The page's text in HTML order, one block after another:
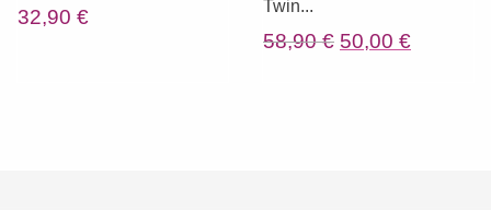
32,90 €
Twin...
58,90€ Il
50,00 €Il